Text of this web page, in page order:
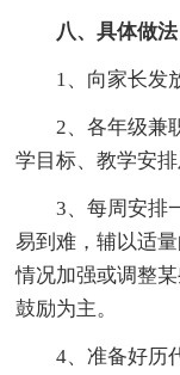
八、具体做法
1、向家长发放
2、各年级兼职
学目标、教学安排
3、每周安排一
易到难，辅以适
情况加强或调整
鼓励为主。
4、准备好历代